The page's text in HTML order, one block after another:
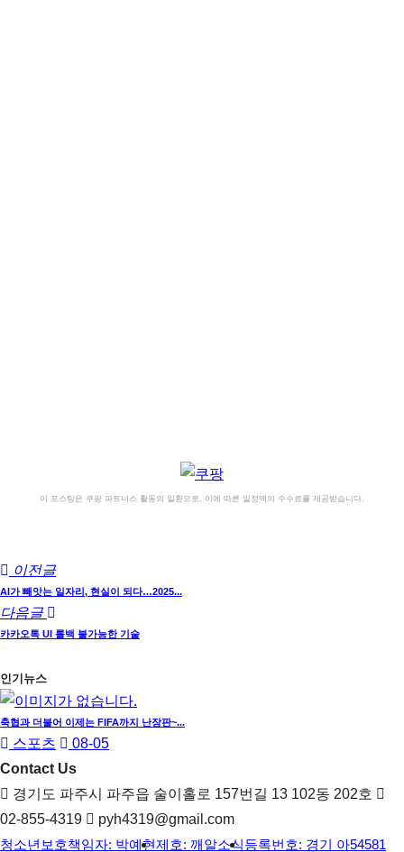
이 포스팅은 쿠팡 파트너스 활동의 일환으로, 이에 따른 일정액의 수수료를 제공받습니다.
이전글
AI가 빼앗는 일자리, 현실이 되다…2025...
다음글
카카오톡 UI 롤백 불가능한 기술
인기뉴스
축협과 더불어 이제는 FIFA까지 난장판~...
스포츠
08-05
Contact Us
경기도 파주시 파주읍 술이홀로 157번길 13 102동 202호
02-855-4319
pyh4319@gmail.com
청소년보호책임자: 박예현제호: 깨알소식등록번호: 경기 아54581